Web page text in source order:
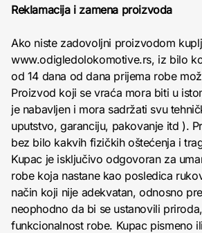
Reklamacija i zamena proizvoda
Ako niste zadovoljni proizvodom
www.odigledolokomotive.rs, iz bilo
od 14 dana od dana prijema robe
Proizvod koji se vraća mora biti u
je nabavljen i mora sadržati svu
uputstvo, garanciju, pakovanje itd ).
bez bilo kakvih fizičkih oštećenja i
Kupac je isključivo odgovoran za
robe koja nastane kao posledica
način koji nije adekvatan, odnosno
neophodno da bi se ustanovili
funkcionalnost robe. Kupac pismeno